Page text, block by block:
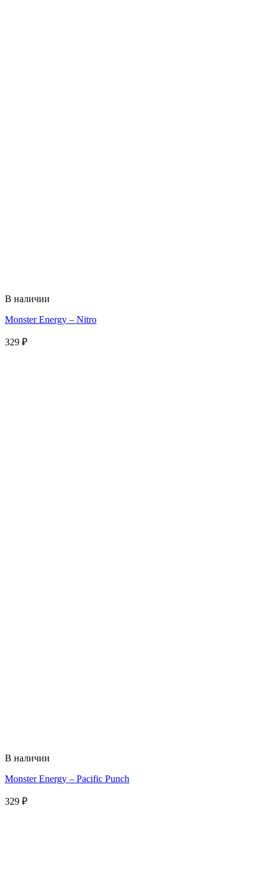
В наличии
Monster Energy – Nitro
329 ₽
В наличии
Monster Energy – Pacific Punch
329 ₽